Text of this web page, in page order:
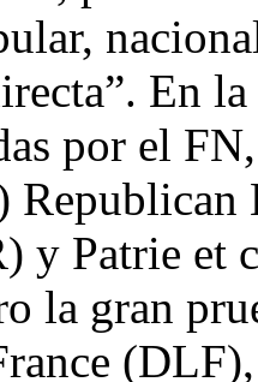
En
por el
y Patrie et
la gran